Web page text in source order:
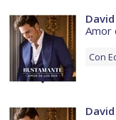
Amor
Con